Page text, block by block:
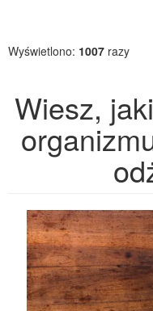
Wyświetlono: 1007 razy
Wiesz,